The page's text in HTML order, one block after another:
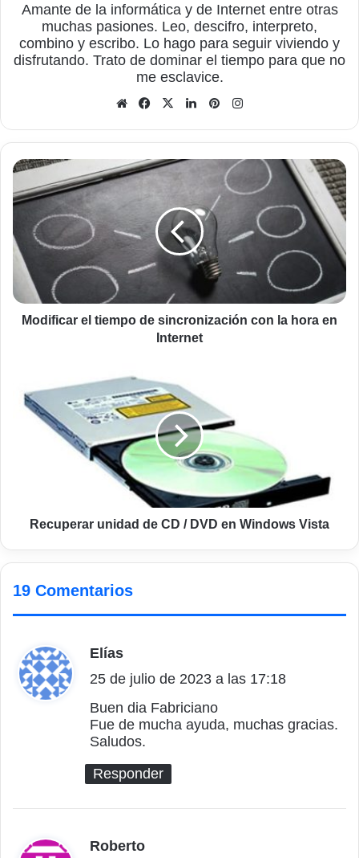
Amante de la informática y de Internet entre otras
muchas pasiones. Leo, descifro, interpreto,
combino y escribo. Lo hago para seguir viviendo y
disfrutando. Trato de dominar el tiempo para que no
me esclavice.
Sitio
Facebook
X LinkedInPinterest
Modificar
tiempo
sincronización
con
hora
en
Internet
Modificar el tiempo de sincronización con la hora en
Internet
unidad
de
Recuperar unidad de CD / DVD en Windows Vista
19 Comentarios
Elías
i
c
e
25 de julio de 2023 a las 17:18
Buen dia Fabriciano
Fue de mucha ayuda, muchas gracias.
Saludos.
Responder
Roberto